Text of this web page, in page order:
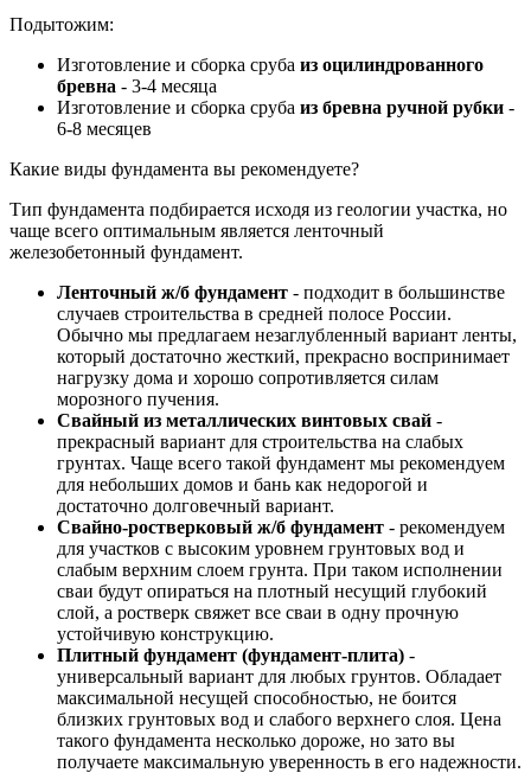
Подытожим:
Изготовление и сборка сруба из оцилиндрованного
бревна - 3-4 месяца
Изготовление и сборка сруба из бревна ручной рубки -
6-8 месяцев
Какие виды фундамента вы рекомендуете?
Тип фундамента подбирается исходя из геологии участка, но
чаще всего оптимальным является ленточный
железобетонный фундамент.
Ленточный ж/б фундамент - подходит в большинстве
случаев строительства в средней полосе России.
Обычно мы предлагаем незаглубленный вариант ленты,
который достаточно жесткий, прекрасно воспринимает
нагрузку дома и хорошо сопротивляется силам
морозного пучения.
Свайный из металлических винтовых свай -
прекрасный вариант для строительства на слабых
грунтах. Чаще всего такой фундамент мы рекомендуем
для небольших домов и бань как недорогой и
достаточно долговечный вариант.
Свайно-ростверковый ж/б фундамент - рекомендуем
для участков с высоким уровнем грунтовых вод и
слабым верхним слоем грунта. При таком исполнении
сваи будут опираться на плотный несущий глубокий
слой, а ростверк свяжет все сваи в одну прочную
устойчивую конструкцию.
Плитный фундамент (фундамент-плита) -
универсальный вариант для любых грунтов. Обладает
максимальной несущей способностью, не боится
близких грунтовых вод и слабого верхнего слоя. Цена
такого фундамента несколько дороже, но зато вы
получаете максимальную уверенность в его надежности.